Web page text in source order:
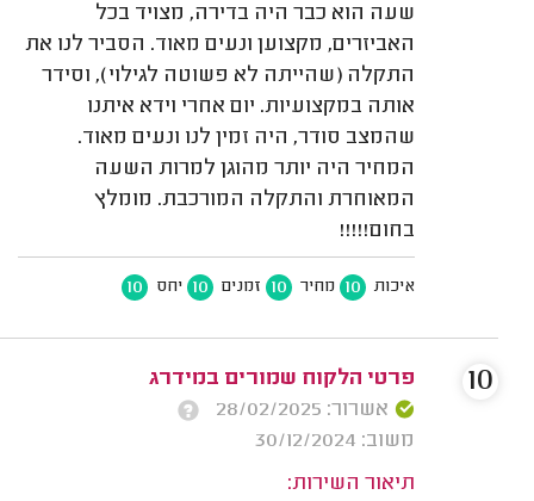
שעה הוא כבר היה בדירה, מצויד בכל
האביזרים, מקצוען ונעים מאוד. הסביר לנו את
התקלה (שהייתה לא פשוטה לגילוי), וסידר
אותה במקצועיות. יום אחרי וידא איתנו
שהמצב סודר, היה זמין לנו ונעים מאוד.
המחיר היה יותר מהוגן למרות השעה
המאוחרת והתקלה המורכבת. מומלץ
בחום!!!!!
איכות 10 מחיר 10 זמנים 10 יחס 10
פרטי הלקוח שמורים במידרג
אשרור: 28/02/2025
משוב: 30/12/2024
תיאור השירות:
10